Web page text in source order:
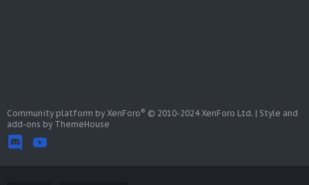
Community platform by XenForo® © 2010-2024 XenForo Ltd. | Style and
add-ons by ThemeHouse